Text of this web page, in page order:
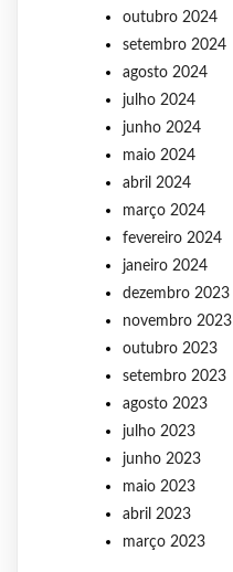
outubro 2024
setembro 2024
agosto 2024
julho 2024
junho 2024
maio 2024
abril 2024
março 2024
fevereiro 2024
janeiro 2024
dezembro 2023
novembro 2023
outubro 2023
setembro 2023
agosto 2023
julho 2023
junho 2023
maio 2023
abril 2023
março 2023